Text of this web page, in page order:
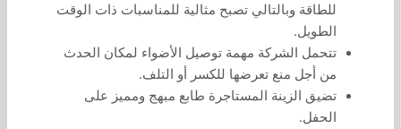
للطاقة وبالتالي تصبح مثالية للمناسبات ذات الوقت
الطويل.
تتحمل الشركة مهمة توصيل الأضواء لمكان الحدث
من أجل منع تعرضها للكسر أو التلف.
تضيق الزينة المستاجرة طابع مبهج ومميز على
الحفل.